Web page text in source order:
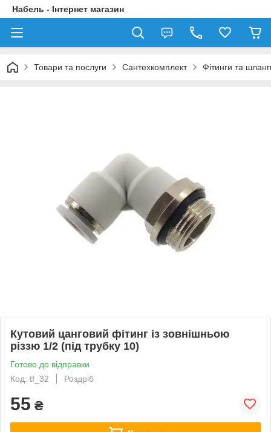
Набель - Інтернет магазин
Товари та послуги Сантехкомплект Фітинги та
Кутовий цанговий фітинг із зовнішньою
різзю 1/2 (під трубку 10)
Готово до відправки
Код: tf_32
Роздріб
55 ₴